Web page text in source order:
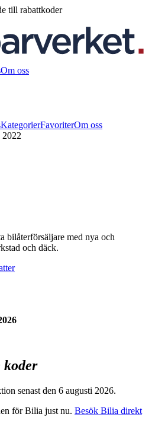
till rabattkoder
Om oss
KategorierFavoriterOm oss
2022
bilåterförsäljare med nya och
och däck.
senast den 6 augusti 2026.
förBilia just nu. Besök Bilia direkt